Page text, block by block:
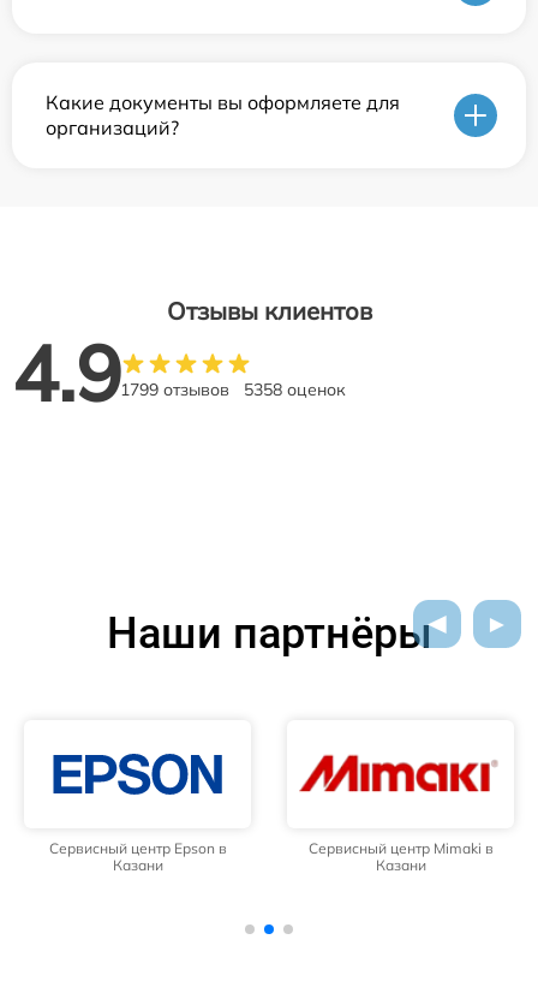
Какие документы вы оформляете для
организаций?
Отзывы клиентов
4.91799 отзывов 5358 оценок
Наши партнёры
Сервисный центр Epson в
Казани
Сервисный центр Mimaki в
Казани